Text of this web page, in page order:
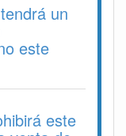
un
este
este